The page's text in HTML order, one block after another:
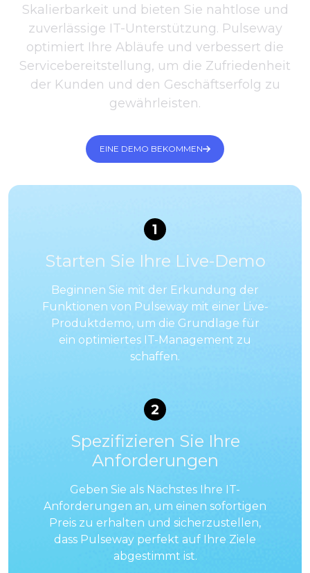
Skalierbarkeit und bieten Sie nahtlose und
zuverlässige IT-Unterstützung. Pulseway
optimiert Ihre Abläufe und verbessert die
Servicebereitstellung, um die Zufriedenheit
der Kunden und den Geschäftserfolg zu
gewährleisten.
EINE DEMO BEKOMMEN
1
Starten Sie Ihre Live-Demo
Beginnen Sie mit der Erkundung der
Funktionen von Pulseway mit einer Live-
Produktdemo, um die Grundlage für
ein optimiertes IT-Management zu
schaffen.
2
Spezifizieren Sie Ihre
Anforderungen
Geben Sie als Nächstes Ihre IT-
Anforderungen an, um einen sofortigen
Preis zu erhalten und sicherzustellen,
dass Pulseway perfekt auf Ihre Ziele
abgestimmt ist.